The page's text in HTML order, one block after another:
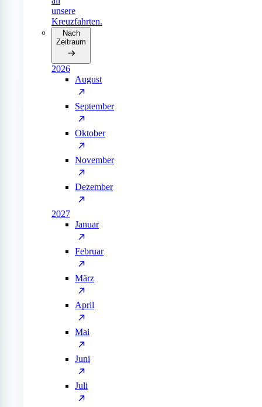
unsere
Kreuzfahrten.
Nach
Zeitraum
2026
August
September
Oktober
November
Dezember
2027
Januar
Februar
März
April
Mai
Juni
Juli